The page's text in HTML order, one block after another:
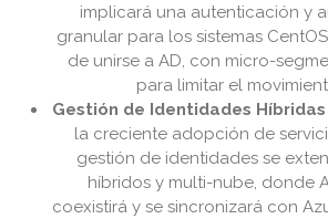
implicará una autenticación y
granular para los sistemas
de unirse a AD, con micro-
para limitar el
Gestión de Identidades
la creciente adopción de
gestión de identidades se
híbridos y multi-nube, donde
coexistirá y se sincronizará con